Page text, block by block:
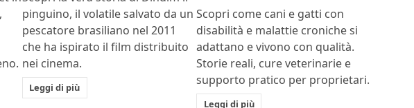
pinguino, il volatile salvato da un
pescatore brasiliano nel 2011
che ha ispirato il film distribuito
nei cinema.
Leggi di più
Scopri come cani e gatti con
disabilità e malattie croniche si
adattano e vivono con qualità.
Storie reali, cure veterinarie e
supporto pratico per proprietari.
Leggi di più